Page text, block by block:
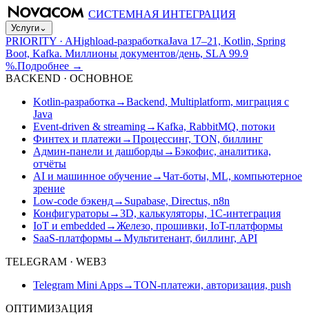
СИСТЕМНАЯ ИНТЕГРАЦИЯ
Услуги⌄
PRIORITY · AHighload-разработкаJava 17–21, Kotlin, Spring
Boot, Kafka. Миллионы документов/день, SLA 99.9
%.Подробнее →
BACKEND · ОСНОВНОЕ
Kotlin-разработка →Backend, Multiplatform, миграция с
Java
Event-driven & streaming→Kafka, RabbitMQ, потоки
Финтех и платежи →Процессинг, TON, биллинг
Админ-панели и дашборды→Бэкофис, аналитика,
отчёты
AI и машинное обучение→Чат-боты, ML, компьютерное
зрение
Low-code бэкенд→ Supabase, Directus, n8n
Конфигураторы→3D, калькуляторы, 1С-интеграция
IoT и embedded →Железо, прошивки, IoT-платформы
SaaS-платформы→Мультитенант, биллинг, API
TELEGRAM · WEB3
Telegram Mini Apps→TON-платежи, авторизация, push
ОПТИМИЗАЦИЯ